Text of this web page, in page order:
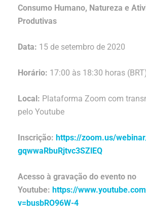
Consumo Humano, Natureza e
Produtivas
Data: 15 de setembro de 2020
Horário: 17:00 às 18:30 horas
Local: Plataforma Zoom com
pelo Youtube
Inscrição: https://zoom.us/
gqwwaRbuRjtvc3SZlEQ
Acesso à gravação do evento no
Youtube: https://
v=busbRO96W-4